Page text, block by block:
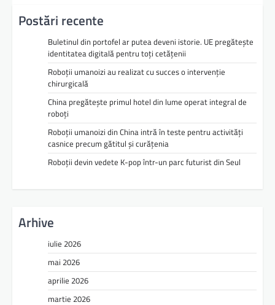
Postări recente
Buletinul din portofel ar putea deveni istorie. UE pregătește
identitatea digitală pentru toți cetățenii
Roboții umanoizi au realizat cu succes o intervenție
chirurgicală
China pregătește primul hotel din lume operat integral de
roboți
Roboții umanoizi din China intră în teste pentru activități
casnice precum gătitul și curățenia
Roboții devin vedete K-pop într-un parc futurist din Seul
Arhive
iulie 2026
mai 2026
aprilie 2026
martie 2026